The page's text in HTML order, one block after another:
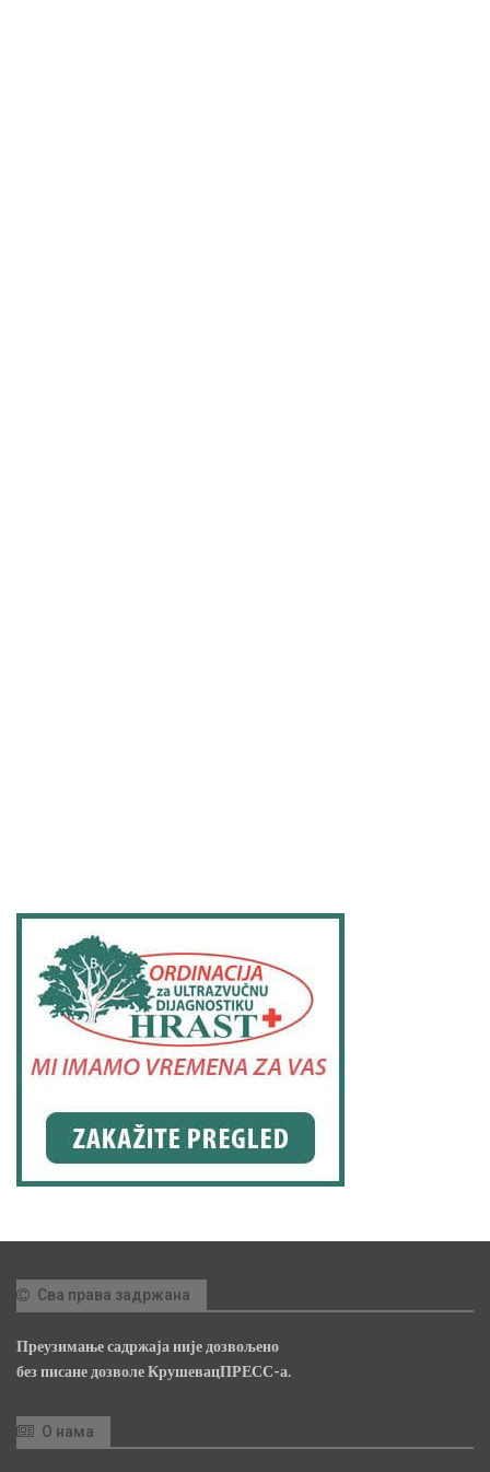
Сва права задржана
Преузимање садржаја није дозвољено
без писане дозволе КрушевацПРЕСС-а.
О нама